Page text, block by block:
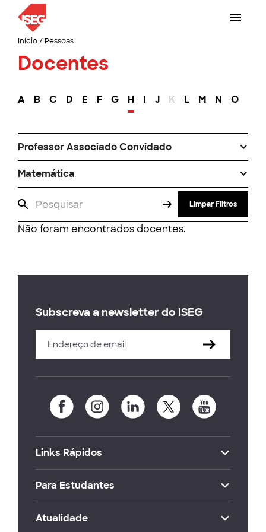
Início/ Pessoas
Docentes
A B C D E F G H I J K L M N O
Professor Associado Convidado
Matemática
Limpar Filtros
Não foram encontrados docentes.
Subscreva a newsletter do ISEG
Links Rápidos
Para Estudantes
Atualidade